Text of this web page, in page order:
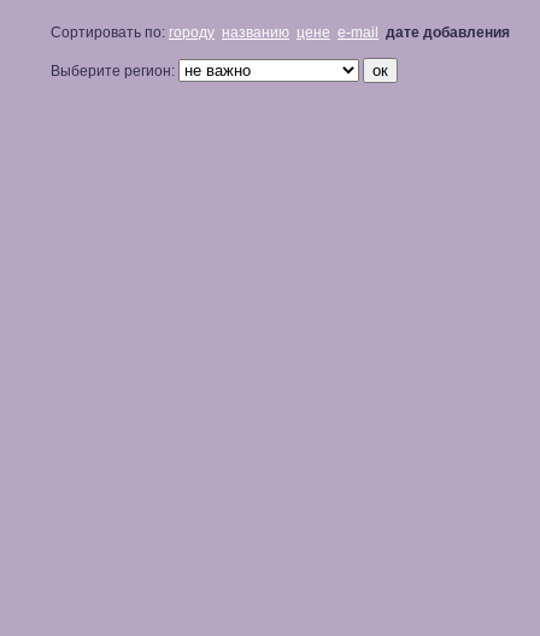
Сортировать по: городу названию цене e-mail дате добавления
Выберите регион: